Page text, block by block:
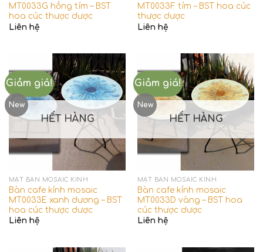
MT0033G hồng tím – BST
hoa cúc thược dược
Liên hệ
MT0033F tím – BST hoa cúc
thược dược
Liên hệ
Giảm giá!
New
HẾT HÀNG
MẶT BÀN MOSAIC KÍNH
Bàn cafe kính mosaic
MT0033E xanh dương – BST
hoa cúc thược dược
Liên hệ
Giảm giá!
New
HẾT HÀNG
MẶT BÀN MOSAIC KÍNH
Bàn cafe kính mosaic
MT0033D vàng – BST hoa
cúc thược dược
Liên hệ